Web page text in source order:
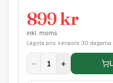
899 kr
inkl. moms
Lägsta pris senaste 30 dagarna:
− +